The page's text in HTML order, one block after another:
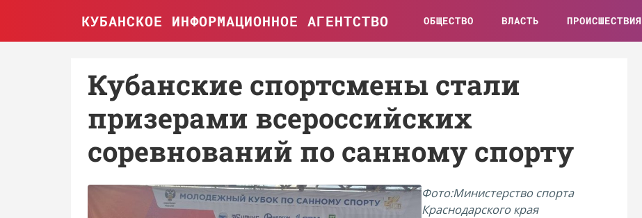
КУБАНСКОЕ ИНФОРМАЦИОННОЕ АГЕНТСТВО ОБЩЕСТВО ВЛАСТЬ ПРОИСШЕСТВИЯ
Кубанские спортсмены стали
призерами всероссийских
соревнований по санному спорту
Фото:Министерство спорта
Краснодарского края